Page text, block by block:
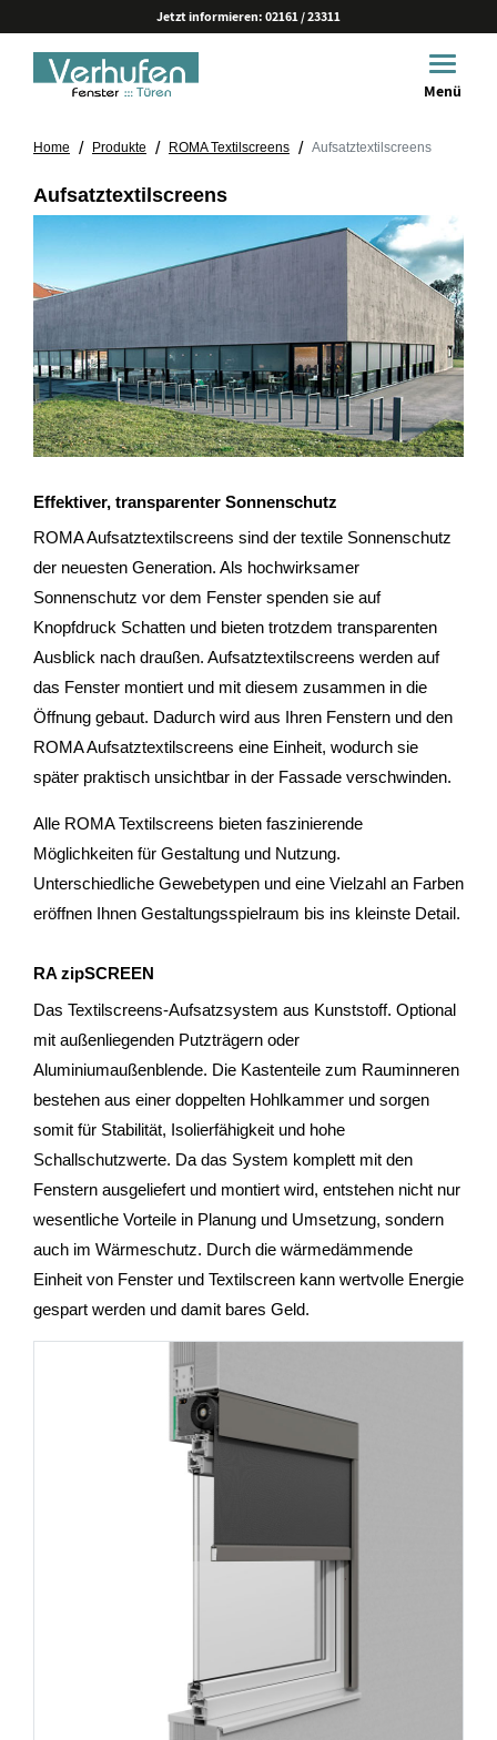
Jetzt informieren: 02161 / 23311
Menü
Home / Produkte / ROMA Textilscreens / Aufsatztextilscreens
Aufsatztextilscreens
Effektiver, transparenter Sonnenschutz
ROMA Aufsatztextilscreens sind der textile Sonnenschutz
der neuesten Generation. Als hochwirksamer
Sonnenschutz vor dem Fenster spenden sie auf
Knopfdruck Schatten und bieten trotzdem transparenten
Ausblick nach draußen. Aufsatztextilscreens werden auf
das Fenster montiert und mit diesem zusammen in die
Öffnung gebaut. Dadurch wird aus Ihren Fenstern und den
ROMA Aufsatztextilscreens eine Einheit, wodurch sie
später praktisch unsichtbar in der Fassade verschwinden.
Alle ROMA Textilscreens bieten faszinierende
Möglichkeiten für Gestaltung und Nutzung.
Unterschiedliche Gewebetypen und eine Vielzahl an Farben
eröffnen Ihnen Gestaltungsspielraum bis ins kleinste Detail.
RA zipSCREEN
Das Textilscreens-Aufsatzsystem aus Kunststoff. Optional
mit außenliegenden Putzträgern oder
Aluminiumaußenblende. Die Kastenteile zum Rauminneren
bestehen aus einer doppelten Hohlkammer und sorgen
somit für Stabilität, Isolierfähigkeit und hohe
Schallschutzwerte. Da das System komplett mit den
Fenstern ausgeliefert und montiert wird, entstehen nicht nur
wesentliche Vorteile in Planung und Umsetzung, sondern
auch im Wärmeschutz. Durch die wärmedämmende
Einheit von Fenster und Textilscreen kann wertvolle Energie
gespart werden und damit bares Geld.